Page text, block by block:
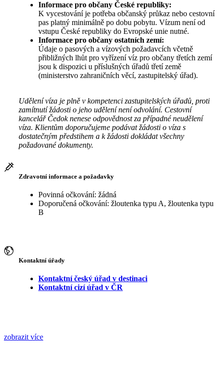
Informace pro občany České republiky:
K vycestování je potřeba občanský průkaz nebo cestovní
pas platný minimálně po dobu pobytu. Vízum není od
vstupu České republiky do Evropské unie nutné.
Informace pro občany ostatních zemí:
Údaje o pasových a vízových požadavcích včetně
přibližných lhůt pro vyřízení víz pro občany třetích zemí
jsou k dispozici u příslušných úřadů třetí země
(ministerstvo zahraničních věcí, zastupitelský úřad).
Udělení víza je plně v kompetenci zastupitelských úřadů, proti
zamítnutí žádosti o jeho udělení není odvolání. Cestovní
kancelář Čedok nenese odpovědnost za případné neudělení
víza. Klientům doporučujeme podávat žádosti o víza s
dostatečným předstihem a k žádosti dokládat všechny
požadované dokumenty.
Zdravotní informace a požadavky
Povinná očkování: žádná
Doporučená očkování: žloutenka typu A, žloutenka typu
B
Kontaktní úřady
Kontaktní český úřad v destinaci
Kontaktní cizí úřad v ČR
zobrazit více